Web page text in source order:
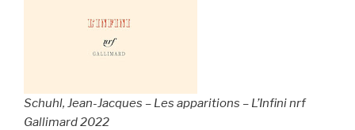
Schuhl, Jean-Jacques – Les apparitions – L’Infini nrf
Gallimard 2022